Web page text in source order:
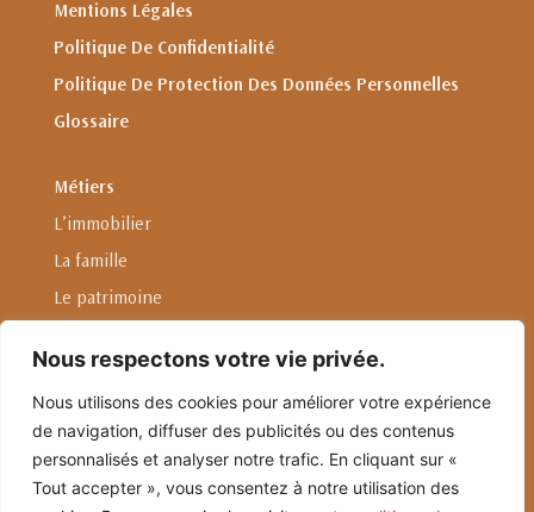
Nous respectons votre vie privée.
Nous utilisons des cookies pour améliorer votre expérience
de navigation, diffuser des publicités ou des contenus
personnalisés et analyser notre trafic. En cliquant sur «
Tout accepter », vous consentez à notre utilisation des
Mentions Légales
Politique De Confidentialité
Politique De Protection Des Données Personnelles
Glossaire
Métiers
L’immobilier
La famille
Le patrimoine
Droit international privé
Linkedin
Nous envoyer un email